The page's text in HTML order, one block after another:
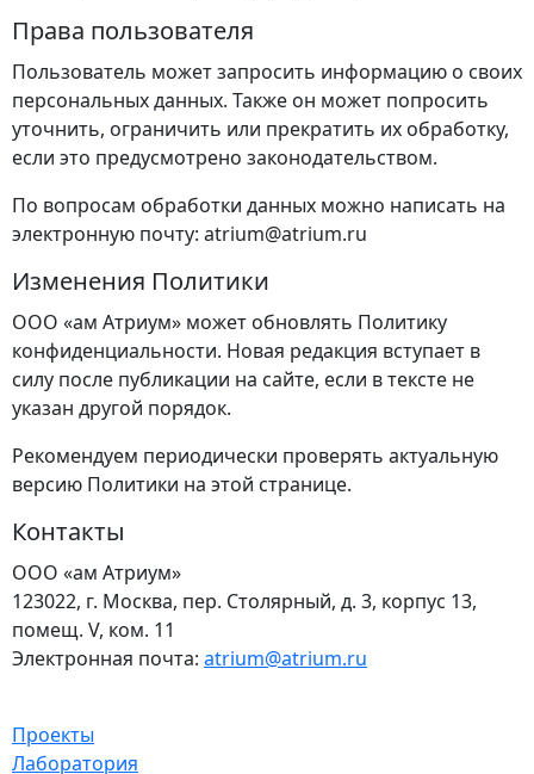
Права пользователя
Пользователь может запросить информацию о своих
персональных данных. Также он может попросить
уточнить, ограничить или прекратить их обработку,
если это предусмотрено законодательством.
По вопросам обработки данных можно написать на
электронную почту: atrium@atrium.ru
Изменения Политики
ООО «ам Атриум» может обновлять Политику
конфиденциальности. Новая редакция вступает в
силу после публикации на сайте, если в тексте не
указан другой порядок.
Рекомендуем периодически проверять актуальную
версию Политики на этой странице.
Контакты
ООО «ам Атриум»
123022, г. Москва, пер. Столярный, д. 3, корпус 13,
помещ. V, ком. 11
Электронная почта: atrium@atrium.ru
Проекты
Лаборатория